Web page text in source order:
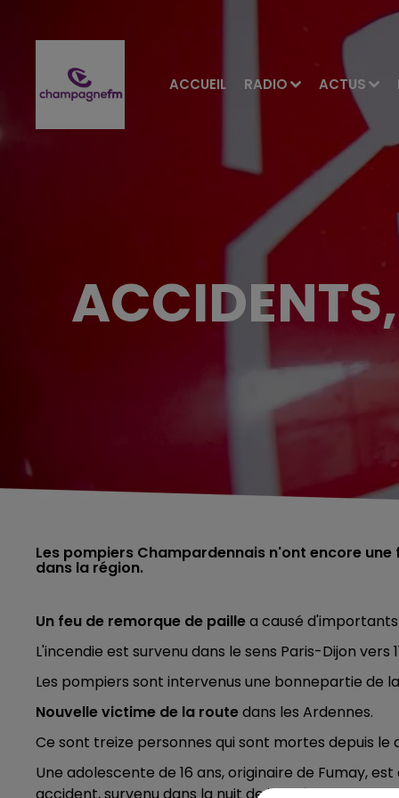
ACCUEIL RADIO ACTUS
Les pompiers Champardennais n'ont encore
dans la région.
Un feu de remorque de paillea causé d'importants
L'incendie est survenu dans le sens Paris-Dijon vers
Les pompiers sont intervenus une bonnepartie de
Nouvelle victime de la routedans les Ardennes.
Ce sont treize personnes qui sont mortes depuis
Une adolescente de 16 ans, originaire de Fumay,